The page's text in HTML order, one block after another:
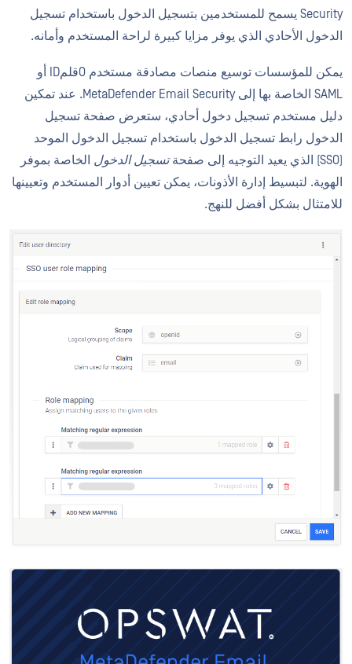
Security يسمح للمستخدمين بتسجيل الدخول باستخدام تسجيل
الدخول الأحادي الذي يوفر مزايا كبيرة لراحة المستخدم وأمانه.
يمكن للمؤسسات توسيع منصات مصادقة مستخدم OقلمID أو
SAML الخاصة بها إلى MetaDefender Email Security. عند تمكين
دليل مستخدم تسجيل دخول أحادي، ستعرض صفحة تسجيل
الدخول رابط تسجيل الدخول باستخدام تسجيل الدخول الموحد
(SSO) الذي يعيد التوجيه إلى صفحة
تسجيل الدخول الخاصة بموفر
الهوية. لتبسيط إدارة الأذونات، يمكن تعيين أدوار المستخدم وتعيينها
للامتثال بشكل أفضل للنهج.